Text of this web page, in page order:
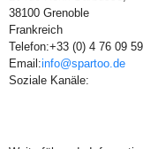
38100 Grenoble
Frankreich
Telefon:+33 (0) 4 76 09
Email:info@spartoo.de
Soziale Kanäle: